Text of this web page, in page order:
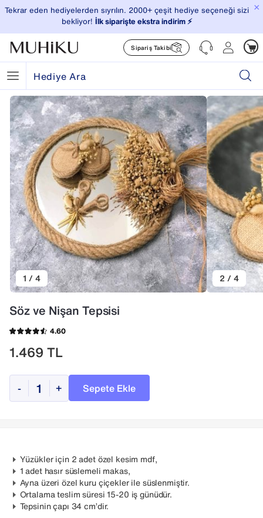
×
Tekrar eden hediyelerden sıyrılın. 2000+ çeşit hediye seçeneği sizi
bekliyor! İlk siparişte ekstra indirim ⚡️
Sipariş Takibi
1 / 4 2 / 4
Söz ve Nişan Tepsisi
4.60
1.469 TL
- + Sepete Ekle
Yüzükler için 2 adet özel kesim mdf,
1 adet hasır süslemeli makas,
Ayna üzeri özel kuru çiçekler ile süslenmiştir.
Ortalama teslim süresi 15-20 iş günüdür.
Tepsinin çapı 34 cm’dir.